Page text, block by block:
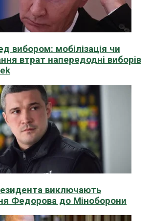
вибором: мобілізація чи
втрат напередодні виборів
виключають
Федорова до Міноборони